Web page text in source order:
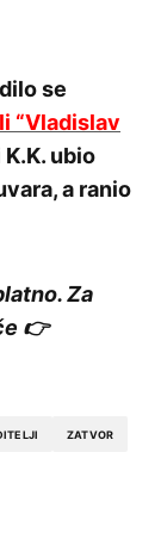
se
“Vladislav
ubio
a ranio
Za
👉
ZATVOR